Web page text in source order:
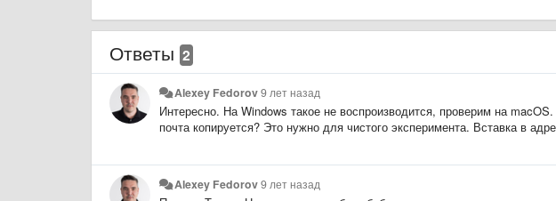
Ответы 2
Alexey Fedorov9 лет назад
Интересно. На Windows такое не воспроизводится, проверим на
почта копируется? Это нужно для чистого эксперимента. Вставка в
Alexey Fedorov9 лет назад